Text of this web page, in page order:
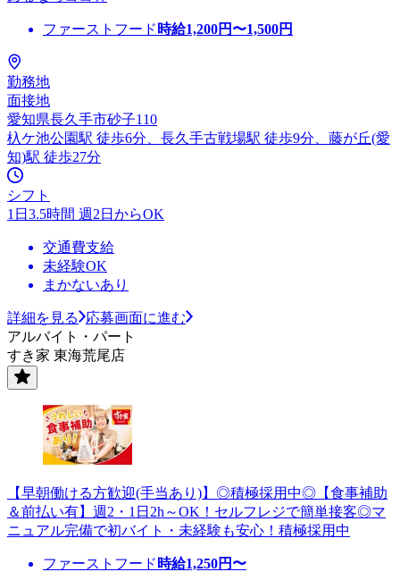
ファーストフード 時給1,200円〜1,500円
勤務地
面接地
愛知県長久手市砂子110
杁ケ池公園駅 徒歩6分、長久手古戦場駅 徒歩9分、藤が丘(愛
知)駅 徒歩27分
シフト
1日3.5時間 週2日からOK
交通費支給
未経験OK
まかないあり
詳細を見る
応募画面に進む
アルバイト・パート
すき家 東海荒尾店
【早朝働ける方歓迎(手当あり)】◎積極採用中◎【食事補助
＆前払い有】週2・1日2h～OK！セルフレジで簡単接客◎マ
ニュアル完備で初バイト・未経験も安心！積極採用中
ファーストフード 時給1,250円〜